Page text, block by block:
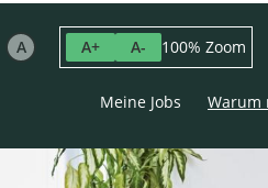
A A+ A- 100% Zoom
Meine Jobs Warum